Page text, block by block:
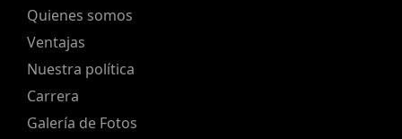
Quienes somos
Ventajas
Nuestra política
Carrera
Galería de Fotos